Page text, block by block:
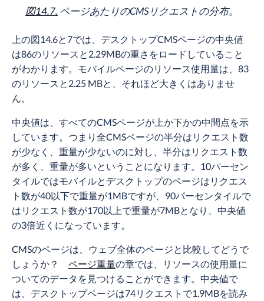
図14.7. ページあたりのCMSリクエストの分布。
上の図14.6と7では、デスクトップCMSページの中央値
は86のリソースと2.29MBの重さをロードしていること
がわかります。モバイルページのリソース使用量は、83
のリソースと2.25 MBと、それほど大きくはありませ
ん。
中央値は、すべてのCMSページが上か下かの中間点を示
しています。つまり全CMSページの半分はリクエスト数
が少なく、重量が少ないのに対し、半分はリクエスト数
が多く、重量が多いということになります。10パーセン
タイルではモバイルとデスクトップのページはリクエス
ト数が40以下で重量が1MBですが、90パーセンタイルで
はリクエスト数が170以上で重量が7MBとなり、中央値
の3倍近くになっています。
CMSのページは、ウェブ全体のページと比較してどうで
しょうか？ ページ重量の章では、リソースの使用量に
ついてのデータを見つけることができます。中央値で
は、デスクトップページは74リクエストで1.9MBを読み